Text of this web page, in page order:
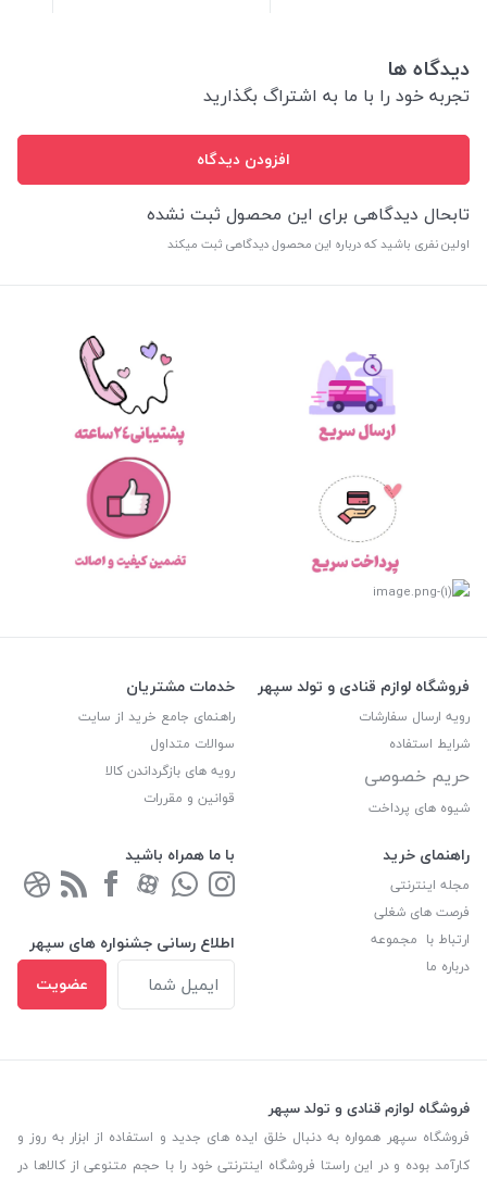
دیدگاه ها
تجربه خود را با ما به اشتراگ بگذارید
افزودن دیدگاه
تابحال دیدگاهی برای این محصول ثبت نشده
اولین نفری باشید که درباره این محصول دیدگاهی ثبت میکند
فروشگاه لوازم قنادی و تولد سپهر
رویه ارسال سفارشات
شرایط استفاده
حریم خصوصی
شیوه های پرداخت
خدمات مشتریان
راهنمای جامع خرید از سایت
سوالات متداول
رویه های بازگرداندن کالا
قوانین و مقررات
راهنمای خرید
مجله اینترنتی
فرصت های شغلی
ارتباط با مجموعه
درباره ما
با ما همراه باشید
اطلاع رسانی جشنواره های سپهر
عضویت
فروشگاه لوازم قنادی و تولد سپهر
فروشگاه سپهر همواره به دنبال خلق ایده های جدید و استفاده از ابزار به روز و
کارآمد بوده و در این راستا فروشگاه اینترنتی خود را با حجم متنوعی از کالاها در